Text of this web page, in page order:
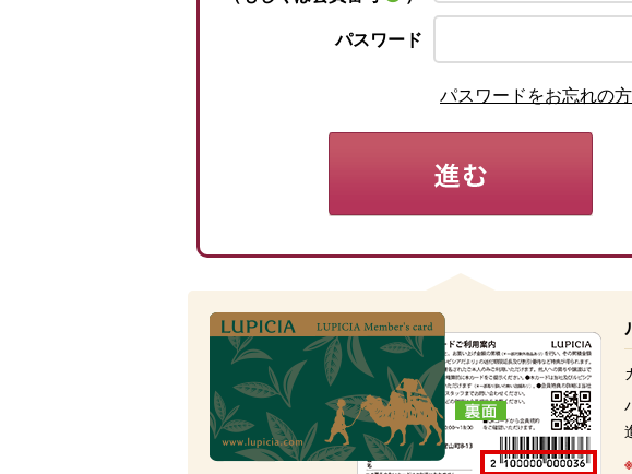
パスワード
パスワードをお忘れの